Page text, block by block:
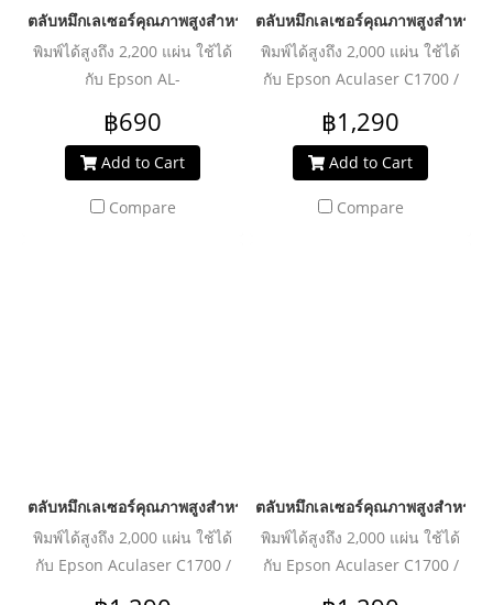
ตลับหมึกเลเซอร์คุณภาพสูงสำหรับ EPSON รุ่น ALM1400 Black
พิมพ์ได้สูงถึง 2,200 แผ่น ใช้ได้
กับ Epson AL-
฿690
Add to Cart
Compare
ตลับหมึกเลเซอร์คุณภาพสูงสำหรับ
พิมพ์ได้สูงถึง 2,000 แผ่น ใช้ได้
กับ Epson Aculaser C1700 /
฿1,290
Add to Cart
Compare
ตลับหมึกเลเซอร์คุณภาพสูงสำหรับ EPSON รุ่น C1700M (SO50612)
พิมพ์ได้สูงถึง 2,000 แผ่น ใช้ได้
กับ Epson Aculaser C1700 /
ตลับหมึกเลเซอร์คุณภาพสูงสำหรับ
พิมพ์ได้สูงถึง 2,000 แผ่น ใช้ได้
กับ Epson Aculaser C1700 /